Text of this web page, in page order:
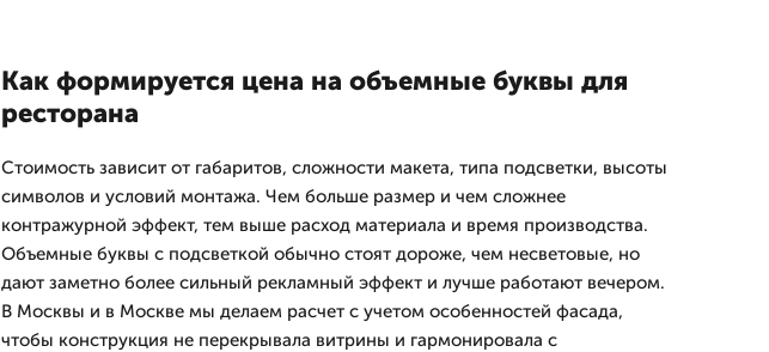
Как формируется цена на объемные буквы для
ресторана
Стоимость зависит от габаритов, сложности макета, типа подсветки, высоты
символов и условий монтажа. Чем больше размер и чем сложнее
контражурной эффект, тем выше расход материала и время производства.
Объемные буквы с подсветкой обычно стоят дороже, чем несветовые, но
дают заметно более сильный рекламный эффект и лучше работают вечером.
В Москвы и в Москве мы делаем расчет с учетом особенностей фасада,
чтобы конструкция не перекрывала витрины и гармонировала с